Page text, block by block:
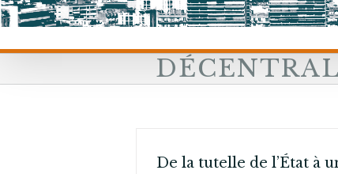
De la tutelle de l’État à